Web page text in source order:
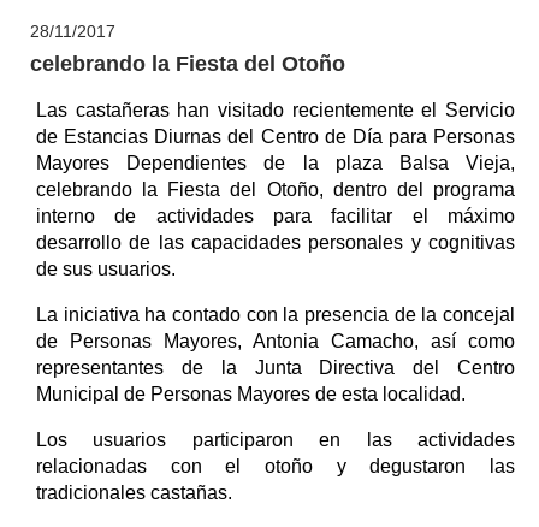
28/11/2017
celebrando la Fiesta del Otoño
Las castañeras han visitado recientemente el Servicio
de Estancias Diurnas del Centro de Día para Personas
Mayores Dependientes de la plaza Balsa Vieja,
celebrando la Fiesta del Otoño, dentro del programa
interno de actividades para facilitar el máximo
desarrollo de las capacidades personales y cognitivas
de sus usuarios.
La iniciativa ha contado con la presencia de la concejal
de Personas Mayores, Antonia Camacho, así como
representantes de la Junta Directiva del Centro
Municipal de Personas Mayores de esta localidad.
Los usuarios participaron en las actividades
relacionadas con el otoño y degustaron las
tradicionales castañas.